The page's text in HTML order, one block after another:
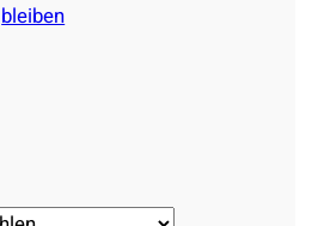
bleiben